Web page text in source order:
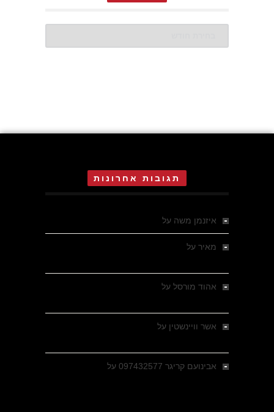
תגובות אחרונות
איזנמן משה על
מאיר על
אהוד מורסל על
אשר וויינשטין על
אבינועם קריגר 097432577 על